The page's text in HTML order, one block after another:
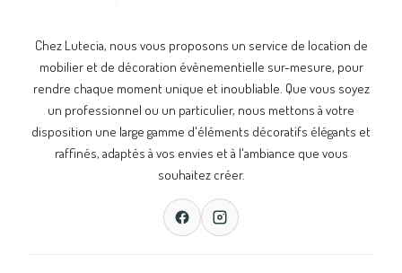
Chez Lutecia, nous vous proposons un service de location de
mobilier et de décoration évènementielle sur-mesure, pour
rendre chaque moment unique et inoubliable. Que vous soyez
un professionnel ou un particulier, nous mettons à votre
disposition une large gamme d'éléments décoratifs élégants et
raffinés, adaptés à vos envies et à l'ambiance que vous
souhaitez créer.